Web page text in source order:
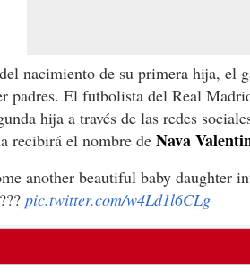
nacimiento de su primera hija, el
padres. El futbolista del Real
hija a través de las redes
recibirá el nombre de Nava
another beautiful baby daughter
pic.twitter.com/w4Ld1l6CLg